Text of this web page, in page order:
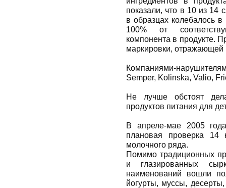
показали, что в 10 из 14
в образцах колебалось
100% от
компонента в продукте.
маркировки, отражающей
Компаниями-
Semper, Kolinska, Valio,
He лучше обстоят
продуктов питания для
В апреле-мае 2005
плановая проверка 14
молочного ряда.
Помимо традиционных
и глазированных
наименований вошли
йогурты, муссы,